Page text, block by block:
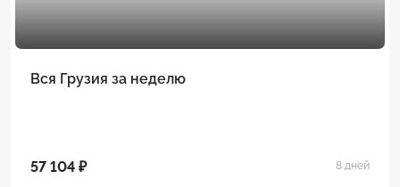
Вся Грузия за неделю
57 104 ₽ 8 дней